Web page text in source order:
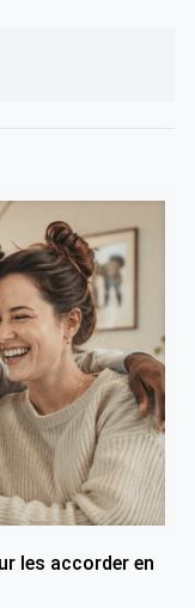
les accorder en